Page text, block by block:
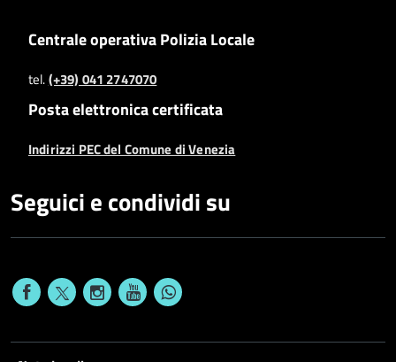
Centrale operativa Polizia Locale
tel.(+39) 041 2747070
Posta elettronica certificata
Indirizzi PEC del Comune di Venezia
Seguici e condividi su